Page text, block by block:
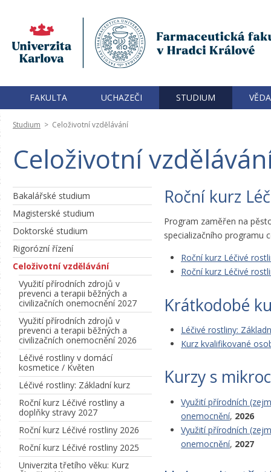
FAKULTA UCHAZEČI STUDIUM
Studium > Celoživotní vzdělávání
Celoživotní
Bakalářské studium
Magisterské studium
Doktorské studium
Rigorózní řízení
Celoživotní vzdělávání
Využití přírodních zdrojů v
prevenci a terapii běžných a
civilizačních onemocnění 2027
Využití přírodních zdrojů v
prevenci a terapii běžných a
civilizačních onemocnění 2026
Léčivé rostliny v domácí
kosmetice / Květen
Léčivé rostliny: Základní kurz
Roční kurz Léčivé rostliny a
doplňky stravy 2027
Roční kurz Léčivé rostliny 2026
Roční kurz Léčivé rostliny 2025
Univerzita třetího věku: Kurz
Roční kurz
Program zaměřen na
specializačního programu
Roční kurz Léčivé
Roční kurz Léčivé
Krátkodobé
Léčivé rostliny:
Kurz kvalifikované
Kurzy s
Využití přírodních
onemocnění, 2026
Využití přírodních
onemocnění, 2027